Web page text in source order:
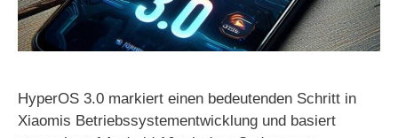
HyperOS 3.0 markiert einen bedeutenden Schritt in
Xiaomis Betriebssystementwicklung und basiert